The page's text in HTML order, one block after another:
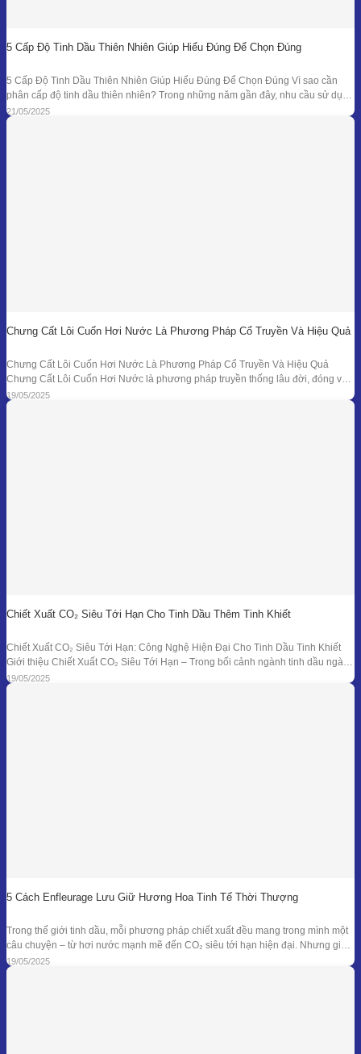
5 Cấp Độ Tinh Dầu Thiên Nhiên Giúp Hiểu Đúng Để Chọn Đúng
5 Cấp Độ Tinh Dầu Thiên Nhiên Giúp Hiểu Đúng Để Chọn Đúng Vì sao cần
phân cấp độ tinh dầu thiên nhiên? Trong những năm gần đây, nhu cầu sử dụng
tinh dầu thiên nhiên ngày càng gia tăng trong các lĩnh vực như chăm sóc sức
khỏe, mỹ phẩm, liệu pháp hương thơm,
21/05/2025
Chưng Cất Lôi Cuốn Hơi Nước Là Phương Pháp Cổ Truyền Và Hiệu Quả
Chưng Cất Lôi Cuốn Hơi Nước Là Phương Pháp Cổ Truyền Và Hiệu Quả
Chưng Cất Lôi Cuốn Hơi Nước là phương pháp truyền thống lâu đời, đóng vai
trò nền tảng trong ngành chiết xuất tinh dầu thiên nhiên. Từ những nồi đồng thủ
công ở các làng nghề cho đến hệ thống chưng
19/05/2025
Chiết Xuất CO₂ Siêu Tới Hạn Cho Tinh Dầu Thêm Tinh Khiết
Chiết Xuất CO₂ Siêu Tới Hạn: Công Nghệ Hiện Đại Cho Tinh Dầu Tinh Khiết
Giới thiệu Chiết Xuất CO₂ Siêu Tới Hạn – Trong bối cảnh ngành tinh dầu ngày
càng đồi hỏi cao về độ tinh khiết, tính an toàn và hiệu quả sinh học, phương
pháp chiết xuất bằng CO₂ siêu tới
19/05/2025
5 Cách Enfleurage Lưu Giữ Hương Hoa Tinh Tế Thời Thượng
Trong thế giới tinh dầu, mỗi phương pháp chiết xuất đều mang trong mình một
câu chuyện – từ hơi nước mạnh mẽ đến CO₂ siêu tới hạn hiện đại. Nhưng giữa
dòng chảy công nghệ ấy, enfleurage – một kỹ thuật cổ xưa và tinh tế – vẫn tồn
tại như một biểu tượng
19/05/2025